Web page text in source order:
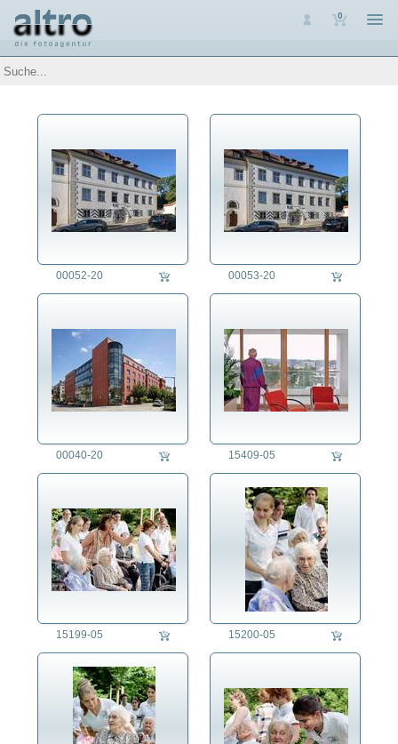
0
Auswahl
Themen
Architektur
Assoziative Themen
Brauchtum
Denkmalpflege
Ernährung
Forschung/Wissenschaft
Freizeit
Gesundheitswesen
Jahreszeit
Länder
Landwirtschaft
Lifestyle
Mensch
Militär
Natur
Philosophie
Politik
Regensburg
Soziales
Altenpflege
Armut
00052-20 00053-20
00040-20 15409-05
15199-05 15200-05